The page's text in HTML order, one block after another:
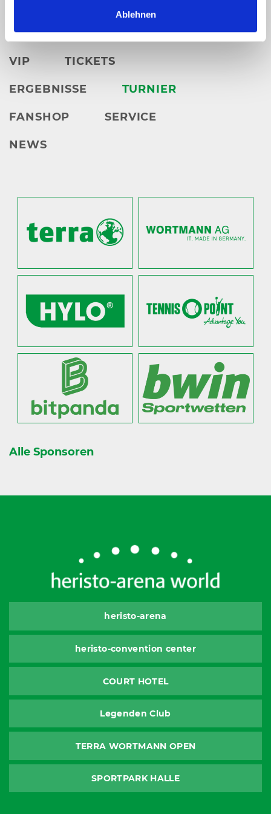
Ablehnen
VIP TICKETS
ERGEBNISSE TURNIER
FANSHOP SERVICE
NEWS
Alle Sponsoren
heristo-arena
heristo-convention center
COURT HOTEL
Legenden Club
TERRA WORTMANN OPEN
SPORTPARK HALLE